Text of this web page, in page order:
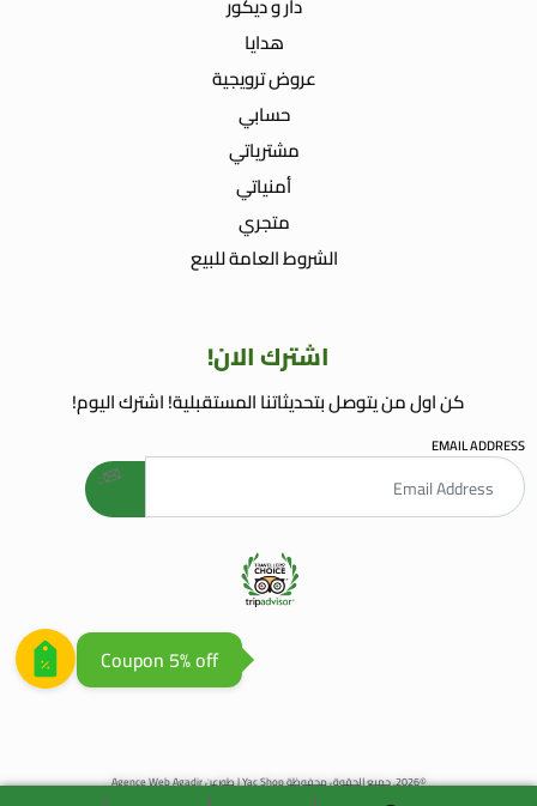
هدايا
عروض ترويجية
حسابي
مشترياتي
أمنياتي
متجري
الشروط العامة للبيع
اشترك الان!
كن اول من يتوصل بتحديثاتنا المستقبلية! اشترك اليوم!
EMAIL ADDRESS
©2026. جميع الحقوق محفوظة Yac Shop | طورعن Agence Web Agadir
welcome gift
Coupon 5% off